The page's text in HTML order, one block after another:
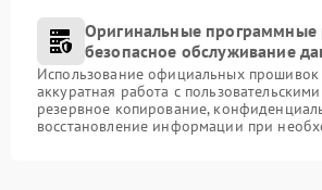
Оригинальные программные
безопасное обслуживание
Использование официальных прошивок
аккуратная работа с
резервное копирование,
восстановление информации при